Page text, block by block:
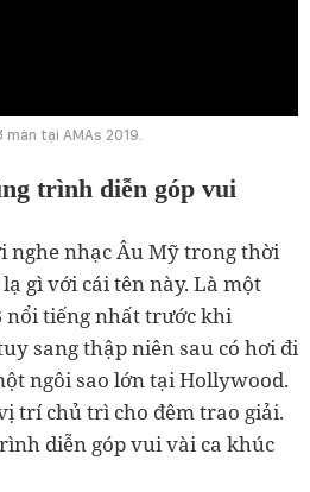
tại AMAs 2019.
trình diễn góp vui
nghe nhạc Âu Mỹ trong thời
gì với cái tên này. Là một
nổi tiếng nhất trước khi
sang thập niên sau có hơi đi
ngôi sao lớn tại Hollywood.
trí chủ trì cho đêm trao giải.
diễn góp vui vài ca khúc